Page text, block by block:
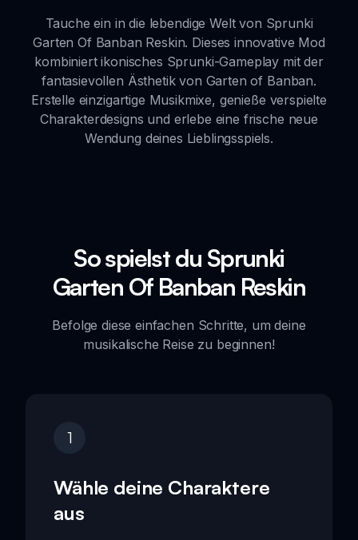
Tauche ein in die lebendige Welt von Sprunki
Garten Of Banban Reskin. Dieses innovative Mod
kombiniert ikonisches Sprunki-Gameplay mit der
fantasievollen Ästhetik von Garten of Banban.
Erstelle einzigartige Musikmixe, genieße verspielte
Charakterdesigns und erlebe eine frische neue
Wendung deines Lieblingsspiels.
So spielst du Sprunki
Garten Of Banban Reskin
Befolge diese einfachen Schritte, um deine
musikalische Reise zu beginnen!
1
Wähle deine Charaktere
aus